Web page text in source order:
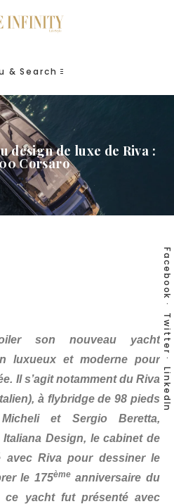
& Search
design de luxe de Riva :
Corsaro
Facebook
Twitter
LinkedIn
son nouveau yacht
luxueux et moderne pour
Il s’agit notamment du Riva
à flybridge de 98 pieds
et Sergio Beretta,
Design, le cabinet de
avec Riva pour dessiner le
le 175èmeanniversaire du
ce yacht fut présenté avec